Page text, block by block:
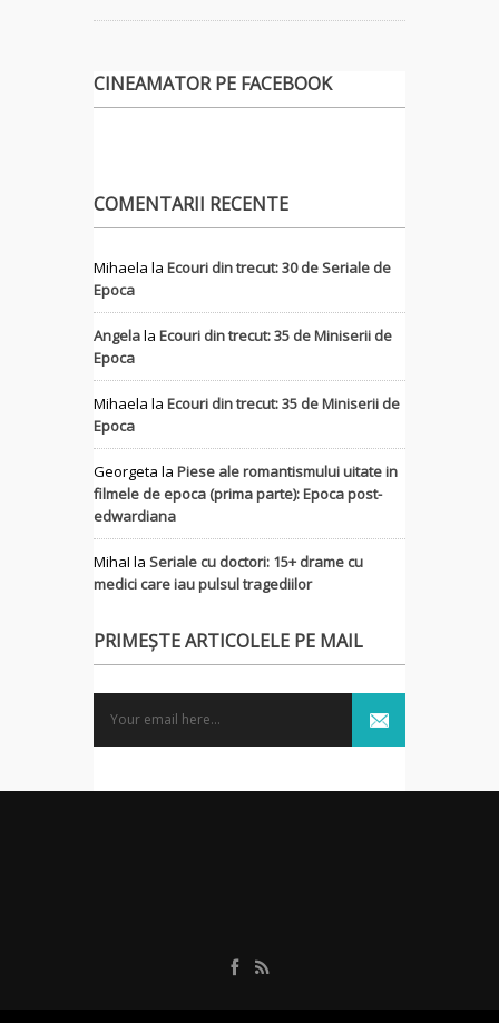
CINEAMATOR PE FACEBOOK
COMENTARII RECENTE
Mihaela la Ecouri din trecut: 30 de Seriale de
Epoca
Angelala Ecouri din trecut: 35 de Miniserii de
Epoca
Mihaela la Ecouri din trecut: 35 de Miniserii de
Epoca
Georgeta la Piese ale romantismului uitate in
filmele de epoca (prima parte): Epoca post-
edwardiana
MihaI la Seriale cu doctori: 15+ drame cu
medici care iau pulsul tragediilor
PRIMEȘTE ARTICOLELE PE MAIL